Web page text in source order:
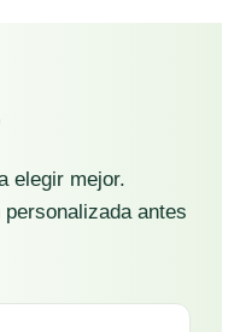
elegir mejor.
antes